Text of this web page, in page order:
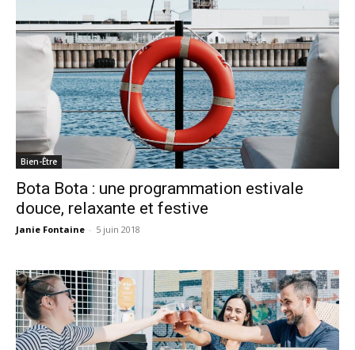
Bien-Être
Bota Bota : une programmation estivale
douce, relaxante et festive
Janie Fontaine - 5 juin 2018